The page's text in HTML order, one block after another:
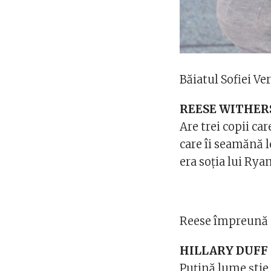
Băiatul Sofiei
REESE
Are trei copii
care îi seamănă
era soția lui
Reese
HILLARY DUFF